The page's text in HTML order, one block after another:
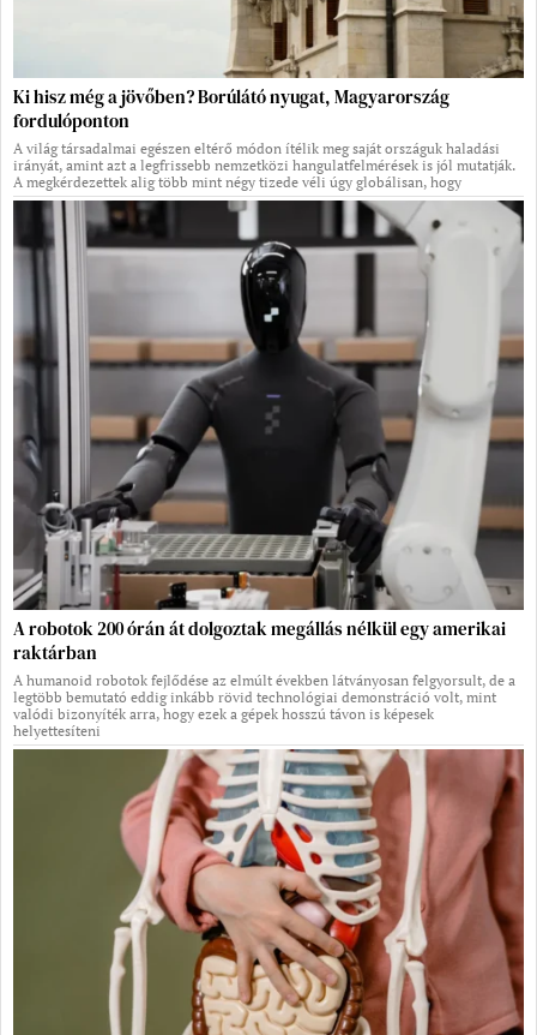
Ki hisz még a jövőben? Borúlátó nyugat, Magyarország
fordulóponton
A világ társadalmai egészen eltérő módon ítélik meg saját országuk haladási
irányát, amint azt a legfrissebb nemzetközi hangulatfelmérések is jól mutatják.
A megkérdezettek alig több mint négy tizede véli úgy globálisan, hogy
A robotok 200 órán át dolgoztak megállás nélkül egy amerikai
raktárban
A humanoid robotok fejlődése az elmúlt években látványosan felgyorsult, de a
legtöbb bemutató eddig inkább rövid technológiai demonstráció volt, mint
valódi bizonyíték arra, hogy ezek a gépek hosszú távon is képesek
helyettesíteni